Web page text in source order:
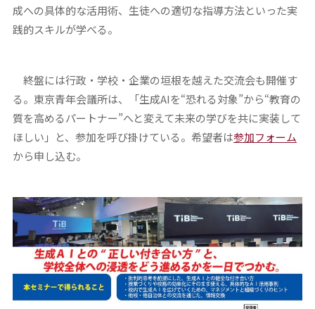
成への具体的な活用術、生徒への適切な指導方法といった実
践的スキルが学べる。
終盤には行政・学校・企業の垣根を越えた交流会も開催す
る。東京青年会議所は、「生成AIを“恐れる対象”から“教育の
質を高めるパートナー”へと変えて未来の学びを共に実装して
ほしい」と、参加を呼び掛けている。希望者は参加フォーム
から申し込む。